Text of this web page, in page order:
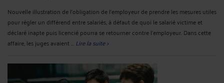
Nouvelle illustration de l’obligation de l’employeur de prendre les mesures utiles
pour régler un différend entre salariés, à défaut de quoi le salarié victime et
déclaré inapte puis licencié pourra se retourner contre l’employeur. Dans cette
affaire, les juges avaient ... Lire la suite >